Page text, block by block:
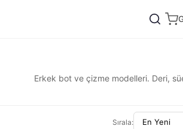
Erkek bot ve çizme modelleri. Deri,
Sırala: